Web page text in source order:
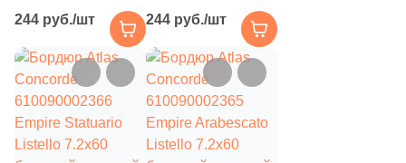
20x3 ( 1)
20x30.5 (3)
20x10 (40)
Empire Calacatta
Diamond Listello
7.2x60 бежевый
матовый под
камень
244 руб./шт
Empire Lasa Listello
7.2x60 бежевый
матовый под
камень
244 руб./шт